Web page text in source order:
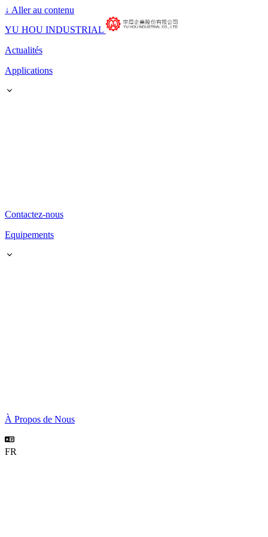
↓ Aller au contenu
YU HOU INDUSTRIAL
Actualités
Applications
Contactez-nous
Equipements
À Propos de Nous
FR